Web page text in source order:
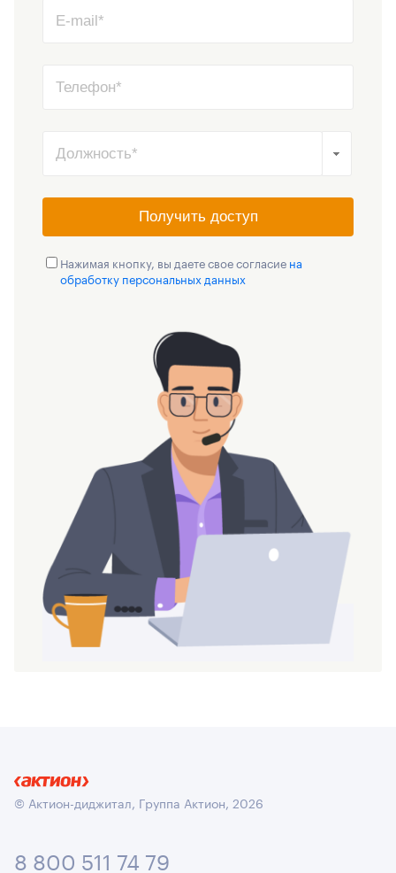
Получить доступ
Нажимая кнопку, вы даете свое согласие на
обработку персональных данных
© Актион-диджитал, Группа Актион, 2026
8 800 511 74 79